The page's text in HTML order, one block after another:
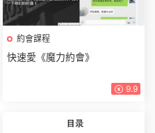
約會課程
快速愛《魔力約會》
9.9